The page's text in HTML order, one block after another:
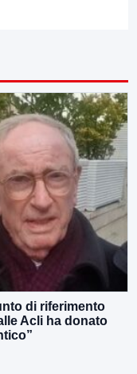
di riferimento
Acli ha donato